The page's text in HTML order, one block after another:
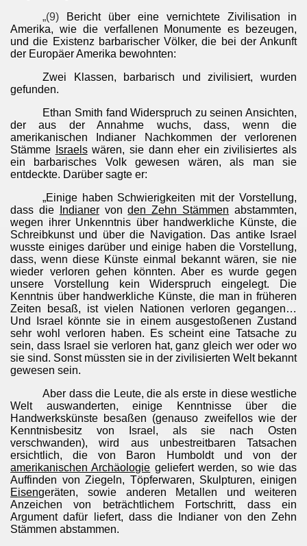
„(9)
Bericht über eine vernichtete Zivilisation in
Amerika, wie die verfallenen Monumente es bezeugen,
und die Existenz barbarischer Völker, die bei der Ankunft
der Europäer Amerika bewohnten:
Zwei Klassen, barbarisch und zivilisiert, wurden
gefunden.
Ethan Smith fand Widerspruch zu seinen Ansichten,
der aus der Annahme wuchs, dass, wenn die
amerikanischen Indianer Nachkommen der verlorenen
Stämme
Israelswären, sie dann eher ein zivilisiertes als
ein barbarisches Volk gewesen wären, als man sie
entdeckte. Darüber sagte er:
„Einige haben Schwierigkeiten mit der Vorstellung,
dass die
Indianervonden Zehn Stämmen abstammten,
wegen ihrer Unkenntnis über handwerkliche Künste, die
Schreibkunst und über die Navigation. Das antike Israel
wusste einiges darüber und einige haben die Vorstellung,
dass, wenn diese Künste einmal bekannt wären, sie nie
wieder verloren gehen könnten. Aber es wurde gegen
unsere Vorstellung kein Widerspruch eingelegt. Die
Kenntnis über handwerkliche Künste, die man in früheren
Zeiten besaß, ist vielen Nationen verloren gegangen…
Und Israel könnte sie in einem ausgestoßenen Zustand
sehr wohl verloren haben. Es scheint eine Tatsache zu
sein, dass Israel sie verloren hat, ganz gleich wer oder wo
sie sind. Sonst müssten sie in der zivilisierten Welt bekannt
gewesen sein.
Aber dass die Leute, die als erste in diese westliche
Welt auswanderten, einige Kenntnisse über die
Handwerkskünste besaßen (genauso zweifellos wie der
Kenntnisbesitz von Israel, als sie nach Osten
verschwanden), wird aus unbestreitbaren Tatsachen
ersichtlich, die von Baron Humboldt und von der
amerikanischen Archäologie geliefert werden, so wie das
Auffinden von Ziegeln, Töpferwaren, Skulpturen, einigen
Eisengeräten, sowie anderen Metallen und weiteren
Anzeichen von beträchtlichem Fortschritt, dass ein
Argument dafür liefert, dass die Indianer von den Zehn
Stämmen abstammen.